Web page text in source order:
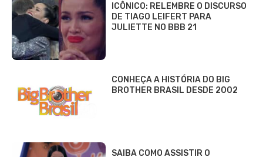
ICÔNICO: RELEMBRE O DISCURSO
DE TIAGO LEIFERT PARA
JULIETTE NO BBB 21
CONHEÇA A HISTÓRIA DO BIG
BROTHER BRASIL DESDE 2002
SAIBA COMO ASSISTIR O